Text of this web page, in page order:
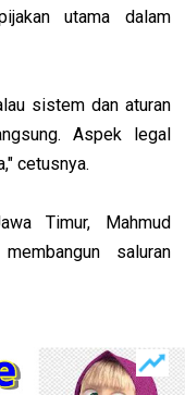
utama dalam
sistem dan aturan
Aspek legal
cetusnya.
Timur, Mahmud
saluran